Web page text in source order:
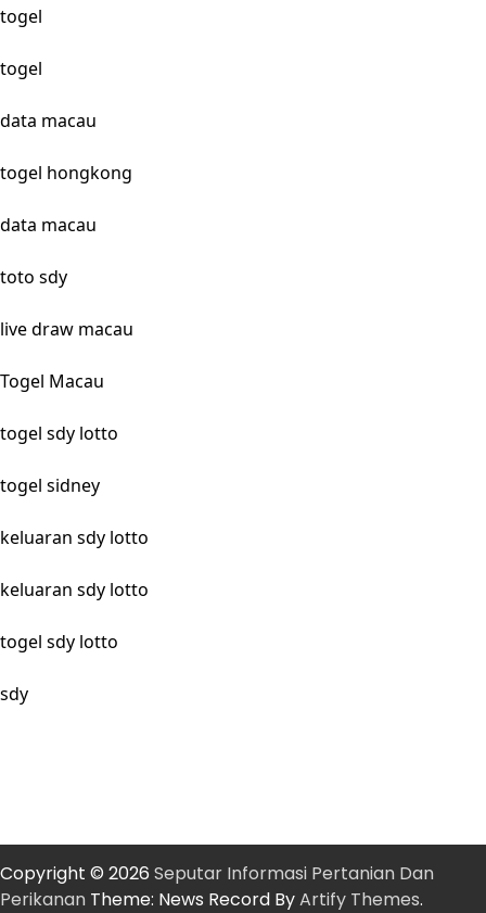
togel
togel
data macau
togel hongkong
data macau
toto sdy
live draw macau
Togel Macau
togel sdy lotto
togel sidney
keluaran sdy lotto
keluaran sdy lotto
togel sdy lotto
sdy
Copyright © 2026 Seputar Informasi Pertanian Dan
Perikanan Theme: News Record ByArtify Themes.